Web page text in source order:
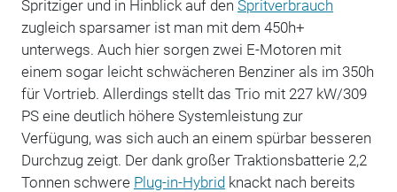
Spritziger und in Hinblick auf den Spritverbrauch
zugleich sparsamer ist man mit dem 450h+
unterwegs. Auch hier sorgen zwei E-Motoren mit
einem sogar leicht schwächeren Benziner als im 350h
für Vortrieb. Allerdings stellt das Trio mit 227 kW/309
PS eine deutlich höhere Systemleistung zur
Verfügung, was sich auch an einem spürbar besseren
Durchzug zeigt. Der dank großer Traktionsbatterie 2,2
Tonnen schwere Plug-in-Hybridknackt nach bereits